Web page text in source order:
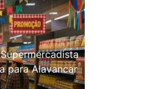
para Alavancar